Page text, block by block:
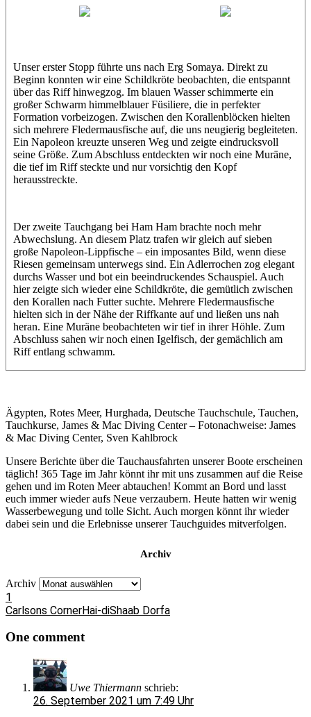
Unser erster Stopp führte uns nach Erg Somaya. Direkt zu
Beginn konnten wir eine Schildkröte beobachten, die entspannt
über das Riff hinwegzog. Im blauen Wasser schimmerte ein
großer Schwarm himmelblauer Füsiliere, die in perfekter
Formation vorbeizogen. Zwischen den Korallenblöcken hielten
sich mehrere Fledermausfische auf, die uns neugierig begleiteten.
Ein Napoleon kreuzte unseren Weg und zeigte eindrucksvoll
seine Größe. Zum Abschluss entdeckten wir noch eine Muräne,
die tief im Riff steckte und nur vorsichtig den Kopf
herausstreckte.
Der zweite Tauchgang bei Ham Ham brachte noch mehr
Abwechslung. An diesem Platz trafen wir gleich auf sieben
große Napoleon-Lippfische – ein imposantes Bild, wenn diese
Riesen gemeinsam unterwegs sind. Ein Adlerrochen zog elegant
durchs Wasser und bot ein beeindruckendes Schauspiel. Auch
hier zeigte sich wieder eine Schildkröte, die gemütlich zwischen
den Korallen nach Futter suchte. Mehrere Fledermausfische
hielten sich in der Nähe der Riffkante auf und ließen uns nah
heran. Eine Muräne beobachteten wir tief in ihrer Höhle. Zum
Abschluss sahen wir noch einen Igelfisch, der gemächlich am
Riff entlang schwamm.
Ägypten, Rotes Meer, Hurghada, Deutsche Tauchschule, Tauchen,
Tauchkurse, James & Mac Diving Center – Fotonachweise: James
& Mac Diving Center, Sven Kahlbrock
Unsere Berichte über die Tauchausfahrten unserer Boote erscheinen
täglich! 365 Tage im Jahr könnt ihr mit uns zusammen auf die Reise
gehen und im Roten Meer abtauchen! Kommt an Bord und lasst
euch immer wieder aufs Neue verzaubern. Heute hatten wir wenig
Wasserbewegung und tolle Sicht. Auch morgen könnt ihr wieder
dabei sein und die Erlebnisse unserer Tauchguides mitverfolgen.
Archiv
Archiv
1
Carlsons CornerHai-diShaab Dorfa
One comment
Uwe Thiermann schrieb:
26. September 2021 um 7:49 Uhr